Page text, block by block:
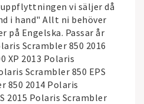
vi säljer då
i hand" Allt ni behöver
på Engelska. Passar år
Scrambler 850 2016
XP 2013 Polaris
Scrambler 850 EPS
850 2014 Polaris
2015 Polaris Scrambler